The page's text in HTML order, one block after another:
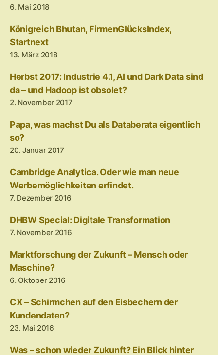
6. Mai 2018
Königreich Bhutan, FirmenGlücksIndex,
Startnext
13. März 2018
Herbst 2017: Industrie 4.1, AI und Dark Data sind
da – und Hadoop ist obsolet?
2. November 2017
Papa, was machst Du als Databerata eigentlich
so?
20. Januar 2017
Cambridge Analytica. Oder wie man neue
Werbemöglichkeiten erfindet.
7. Dezember 2016
DHBW Special: Digitale Transformation
7. November 2016
Marktforschung der Zukunft – Mensch oder
Maschine?
6. Oktober 2016
CX – Schirmchen auf den Eisbechern der
Kundendaten?
23. Mai 2016
Was – schon wieder Zukunft? Ein Blick hinter